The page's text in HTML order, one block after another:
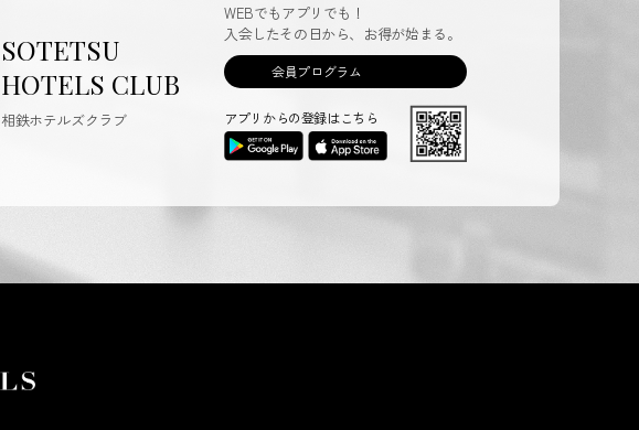
SOTETSU
HOTELS CLUB
相鉄ホテルズクラブ
WEBでもアプリでも！
入会したその日から、お得が始まる。
会員プログラム
アプリからの登録はこちら